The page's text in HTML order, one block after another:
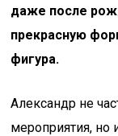
даже после
прекрасную
фигура.
Александр не
мероприятия, но